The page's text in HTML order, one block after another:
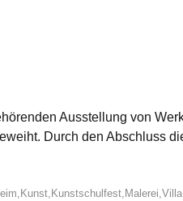
Ausstellung von
Durch den Abschluss
, Kunst, Kunstschulfest, Malerei,